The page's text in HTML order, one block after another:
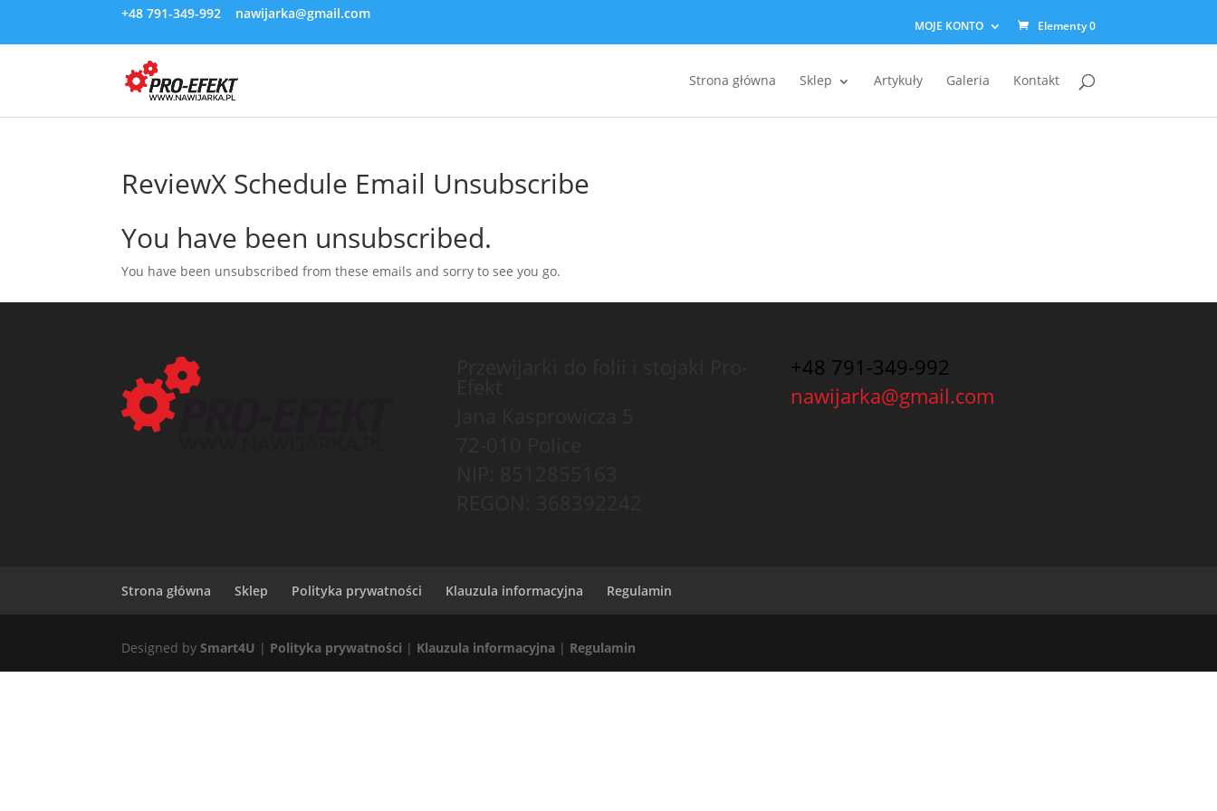
+48 791-349-992 nawijarka@gmail.com
MOJE KONTO Elementy 0
Strona główna Sklep Artykuły Galeria Kontakt
ReviewX Schedule Email Unsubscribe
You have been unsubscribed.
You have been unsubscribed from these emails and sorry to see you go.
+48 791-349-992
nawijarka@gmail.com
Strona główna Sklep Polityka prywatności Klauzula informacyjna Regulamin
Designed bySmart4U | Polityka prywatności | Klauzula informacyjna | Regulamin